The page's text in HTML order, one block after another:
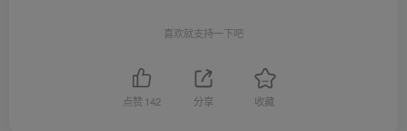
喜欢就支持一下吧
点赞 142 分享 收藏